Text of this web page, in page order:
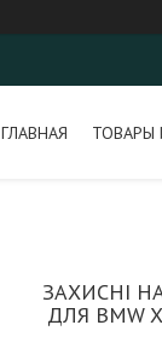
ГЛАВНАЯ ТОВАРЫ
ЗАХИСНІ
ДЛЯ BMW